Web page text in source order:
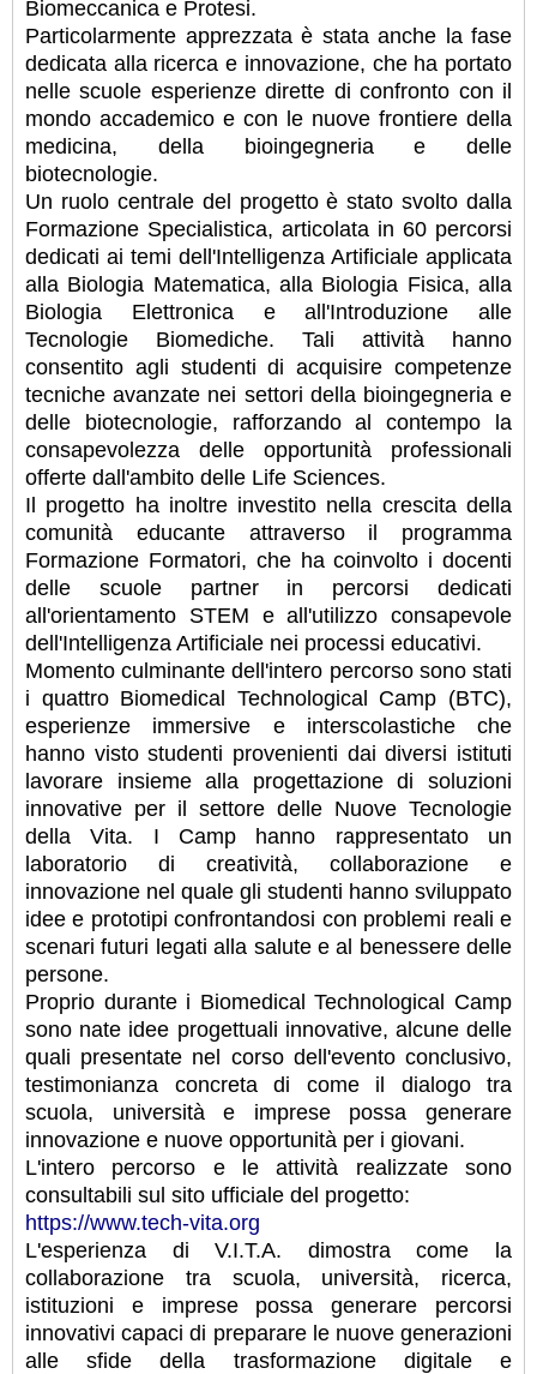
Biomeccanica e Protesi.
Particolarmente apprezzata è stata anche la fase
dedicata alla ricerca e innovazione, che ha portato
nelle scuole esperienze dirette di confronto con il
mondo accademico e con le nuove frontiere della
medicina, della bioingegneria e delle
biotecnologie.
Un ruolo centrale del progetto è stato svolto dalla
Formazione Specialistica, articolata in 60 percorsi
dedicati ai temi dell'Intelligenza Artificiale applicata
alla Biologia Matematica, alla Biologia Fisica, alla
Biologia Elettronica e all'Introduzione alle
Tecnologie Biomediche. Tali attività hanno
consentito agli studenti di acquisire competenze
tecniche avanzate nei settori della bioingegneria e
delle biotecnologie, rafforzando al contempo la
consapevolezza delle opportunità professionali
offerte dall'ambito delle Life Sciences.
Il progetto ha inoltre investito nella crescita della
comunità educante attraverso il programma
Formazione Formatori, che ha coinvolto i docenti
delle scuole partner in percorsi dedicati
all'orientamento STEM e all'utilizzo consapevole
dell'Intelligenza Artificiale nei processi educativi.
Momento culminante dell'intero percorso sono stati
i quattro Biomedical Technological Camp (BTC),
esperienze immersive e interscolastiche che
hanno visto studenti provenienti dai diversi istituti
lavorare insieme alla progettazione di soluzioni
innovative per il settore delle Nuove Tecnologie
della Vita. I Camp hanno rappresentato un
laboratorio di creatività, collaborazione e
innovazione nel quale gli studenti hanno sviluppato
idee e prototipi confrontandosi con problemi reali e
scenari futuri legati alla salute e al benessere delle
persone.
Proprio durante i Biomedical Technological Camp
sono nate idee progettuali innovative, alcune delle
quali presentate nel corso dell'evento conclusivo,
testimonianza concreta di come il dialogo tra
scuola, università e imprese possa generare
innovazione e nuove opportunità per i giovani.
L'intero percorso e le attività realizzate sono
consultabili sul sito ufficiale del progetto:
https://www.tech-vita.org
L'esperienza di V.I.T.A. dimostra come la
collaborazione tra scuola, università, ricerca,
istituzioni e imprese possa generare percorsi
innovativi capaci di preparare le nuove generazioni
alle sfide della trasformazione digitale e